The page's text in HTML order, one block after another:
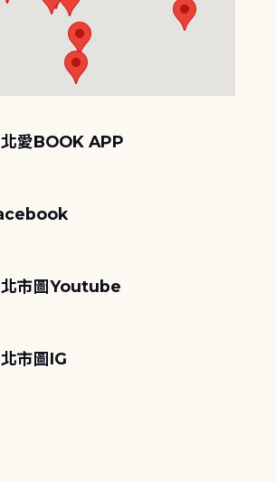
愛BOOK APP
市圖Youtube
市圖IG